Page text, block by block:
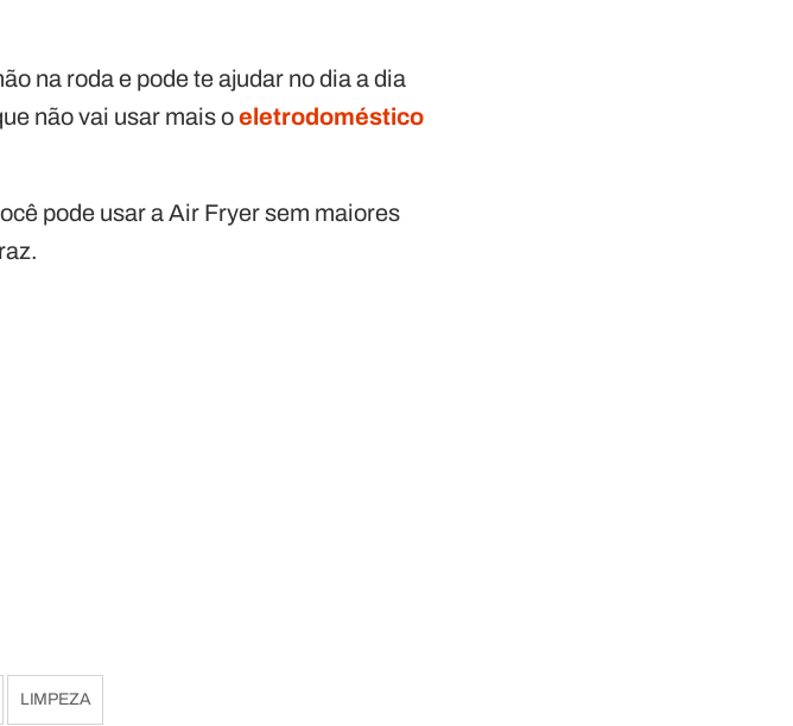
na roda e pode te ajudar no dia a dia
não vai usar mais oeletrodoméstico
pode usar a Air Fryer sem maiores
LIMPEZA